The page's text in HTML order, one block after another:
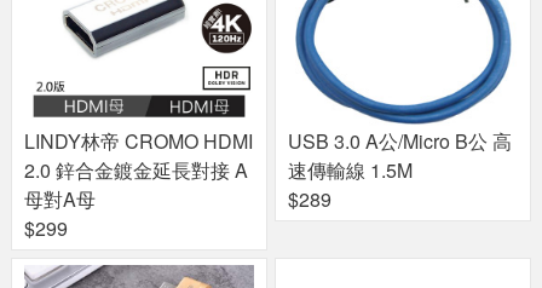
LINDY林帝 CROMO HDMI
2.0 鋅合金鍍金延長對接 A
母對A母
$299
USB 3.0 A公/Micro B公 高
速傳輸線 1.5M
$289